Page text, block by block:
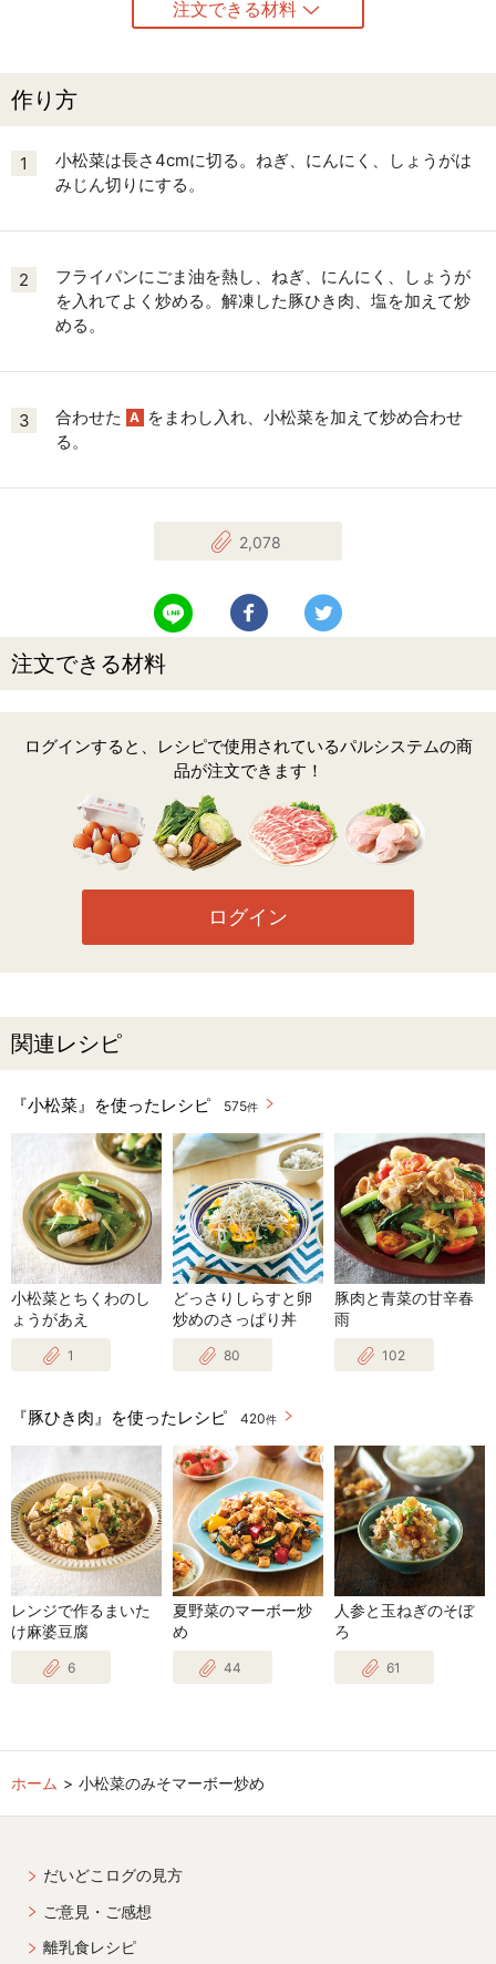
注文できる材料
作り方
1
小松菜は長さ4cmに切る。ねぎ、にんにく、しょうがは
みじん切りにする。
2
フライパンにごま油を熱し、ねぎ、にんにく、しょうが
を入れてよく炒める。解凍した豚ひき肉、塩を加えて炒
める。
3 合わせた A をまわし入れ、小松菜を加えて炒め合わせ
る。
2,078
LINEで送る Facebookでシェアする
注文できる材料
ログインすると、レシピで使用されているパルシステムの商
品が注文できます！
ログイン
関連レシピ
『小松菜』を使ったレシピ 575件
小松菜とちくわのし
ょうがあえ
1
どっさりしらすと卵
炒めのさっぱり丼
80
豚肉と青菜の甘辛春
雨
102
『豚ひき肉』を使ったレシピ 420件
レンジで作るまいた
け麻婆豆腐
6
夏野菜のマーボー炒
め
44
人参と玉ねぎのそぼ
ろ
61
ホーム 小松菜のみそマーボー炒め
だいどこログの見方
ご意見・ご感想
離乳食レシピ